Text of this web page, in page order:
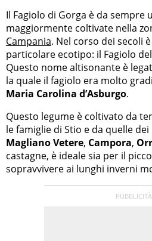
Il Fagiolo di Gorga è da sempre
maggiormente coltivate nella
Campania. Nel corso dei secoli
particolare ecotipo: il Fagiolo
Questo nome altisonante è
la quale il fagiolo era molto
Maria Carolina d’Asburgo.
Questo legume è coltivato da
le famiglie di Stio e da quelle
Magliano Vetere, Campora,
castagne, è ideale sia per il
sopravvivere ai lunghi inverni